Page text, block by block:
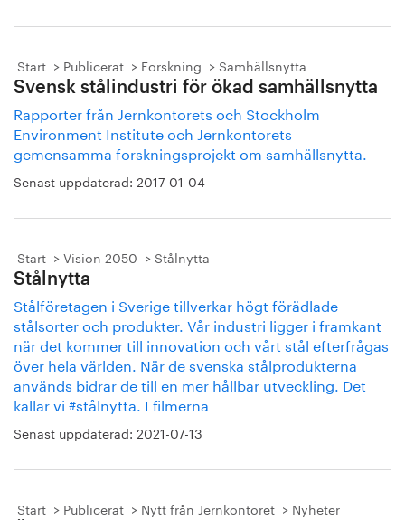
Start Publicerat Forskning Samhällsnytta
Svensk stålindustri för ökad samhällsnytta
Rapporter från Jernkontorets och Stockholm
Environment Institute och Jernkontorets
gemensamma forskningsprojekt om samhällsnytta.
Senast uppdaterad: 2017-01-04
Start Vision 2050 Stålnytta
Stålnytta
Stålföretagen i Sverige tillverkar högt förädlade
stålsorter och produkter. Vår industri ligger i framkant
när det kommer till innovation och vårt stål efterfrågas
över hela världen. När de svenska stålprodukterna
används bidrar de till en mer hållbar utveckling. Det
kallar vi #stålnytta. I filmerna
Senast uppdaterad: 2021-07-13
Start Publicerat Nytt från Jernkontoret Nyheter